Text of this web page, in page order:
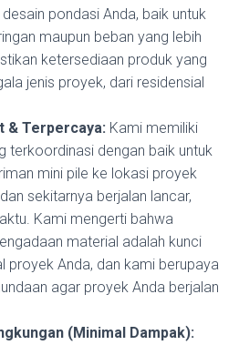
pondasi Anda, baik untuk
maupun beban yang lebih
ketersediaan produk yang
jenis proyek, dari residensial
& Terpercaya: Kami memiliki
terkoordinasi dengan baik untuk
mini pile ke lokasi proyek
sekitarnya berjalan lancar,
Kami mengerti bahwa
material adalah kunci
proyek Anda, dan kami berupaya
agar proyek Anda berjalan
(Minimal Dampak):